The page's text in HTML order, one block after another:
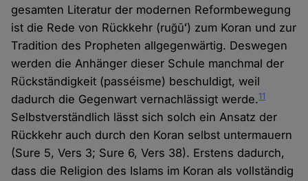
gesamten Literatur der modernen Reformbewegung
ist die Rede von Rückkehr (ruğūʻ) zum Koran und zur
Tradition des Propheten allgegenwärtig. Deswegen
werden die Anhänger dieser Schule manchmal der
Rückständigkeit (passéisme) beschuldigt, weil
dadurch die Gegenwart vernachlässigt werde.11
Selbstverständlich lässt sich solch ein Ansatz der
Rückkehr auch durch den Koran selbst untermauern
(Sure 5, Vers 3; Sure 6, Vers 38). Erstens dadurch,
dass die Religion des Islams im Koran als vollständig